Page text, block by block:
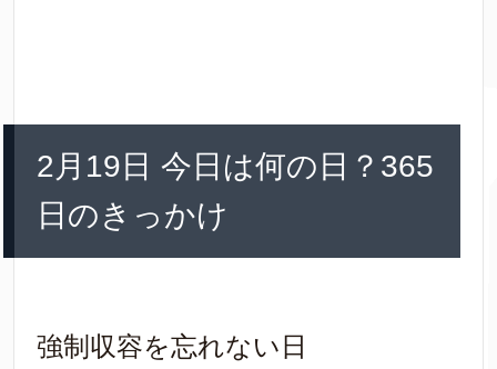
2月19日 今日は何の日？365
日のきっかけ
強制収容を忘れない日